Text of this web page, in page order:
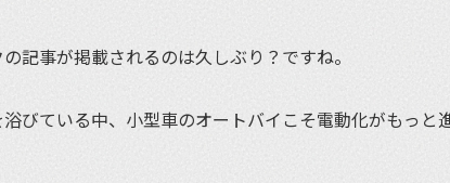
記事が掲載されるのは久しぶり？ですね。
びている中、小型車のオートバイこそ電動化がもっと